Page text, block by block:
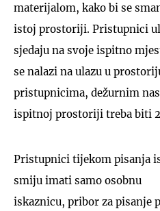
materijalom, kako bi se
istoj prostoriji. Pristupnici
sjedaju na svoje ispitno
se nalazi na ulazu u
pristupnicima, dežurnim
ispitnoj prostoriji treba biti
Pristupnici tijekom pisanja
smiju imati samo osobnu
iskaznicu, pribor za pisanje